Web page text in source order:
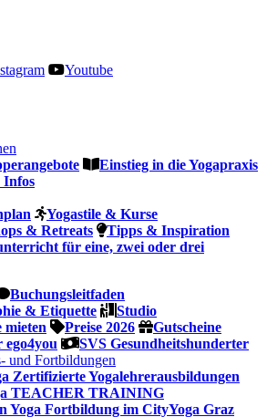
Youtube
Einstieg in die Yogapraxis
Infos
Yogastile & Kurse
& Retreats
Tipps & Inspiration
für eine, zwei oder drei
Buchungsleitfaden
& Etiquette
Studio
mieten
Preise 2026
Gutscheine
SVS Gesundheitshunderter
und Fortbildungen
Zertifizierte Yogalehrerausbildungen
TEACHER TRAINING
Yoga Fortbildung im CityYoga Graz